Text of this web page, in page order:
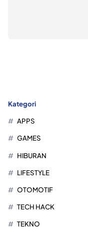
Kategori
APPS
GAMES
HIBURAN
LIFESTYLE
OTOMOTIF
TECH HACK
TEKNO